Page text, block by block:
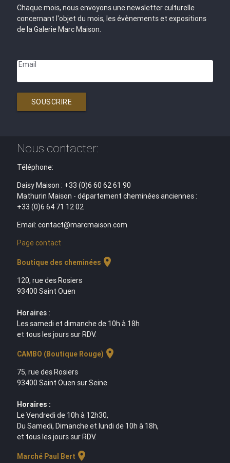
Chaque mois, nous envoyons une newsletter culturelle
concernant l'objet du mois, les évènements et expositions
de la Galerie Marc Maison.
Email
SOUSCRIRE
Nous contacter:
Téléphone:
Daisy Maison : +33 (0)6 60 62 61 90
Mathurin Maison - département cheminées anciennes :
+33 (0)6 64 71 12 02
Email: contact@marcmaison.com
Page contact
Boutique des cheminées location_on
120, rue des Rosiers
93400 Saint Ouen
Horaires :
Les samedi et dimanche de 10h à 18h
et tous les jours sur RDV.
CAMBO (Boutique Rouge) location_on
75, rue des Rosiers
93400 Saint Ouen sur Seine
Horaires :
Le Vendredi de 10h à 12h30,
Du Samedi, Dimanche et lundi de 10h à 18h,
et tous les jours sur RDV.
Marché Paul Bert location_on